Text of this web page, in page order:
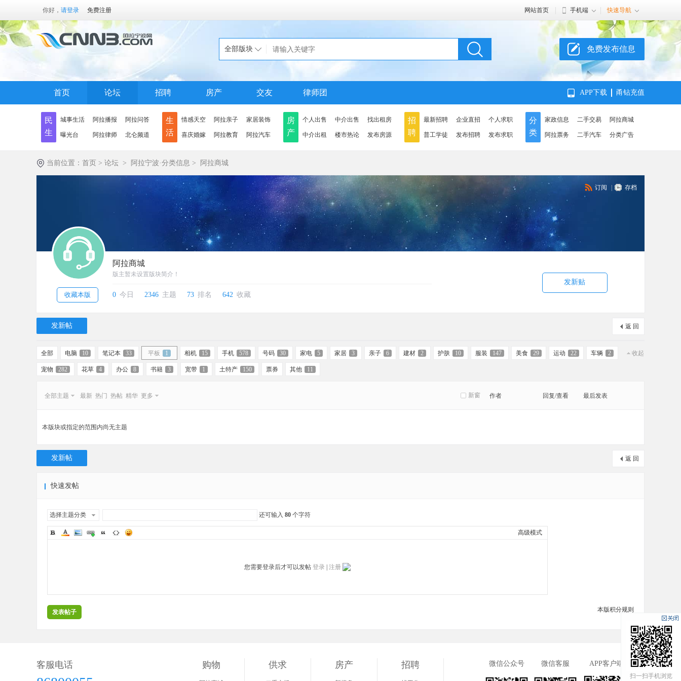
你好， 请登录 免费注册 网站首页 手机端 快速导航
全部版块 免费发布信息
首页 论坛 招聘 房产 交友 律师团 APP下载 甬钻充值
民
生
城事生活 阿拉播报 阿拉问答
曝光台 阿拉律师 北仑频道
生
活
情感天空 阿拉亲子 家居装饰
喜庆婚嫁 阿拉教育 阿拉汽车
房
产
个人出售 中介出售 找出租房
中介出租 楼市热论 发布房源
招
聘
最新招聘 企业直招 个人求职
普工学徒 发布招聘 发布求职
分
类
家政信息 二手交易 阿拉商城
阿拉票务 二手汽车 分类广告
当前位置： 首页 > 论坛 > 阿拉宁波·分类信息 > 阿拉商城
订阅 存档
收藏本版
阿拉商城
版主暂未设置版块简介！
0 今日 2346 主题 73 排名 642 收藏
发新贴
返 回
发新帖
收起
全部 电脑 10 笔记本 33 平板 1 相机 15 手机 578 号码 30 家电 5 家居 3 亲子 6 建材 2 护肤 10 服装 147 美食 29 运动 22 车辆 2
宠物 282 花草 4 办公 8 书籍 3 宽带 1 土特产 150 票券 其他 11
新窗
全部主题 最新 热门 热帖 精华 更多 作者 回复/查看 最后发表
本版块或指定的范围内尚无主题
返 回
发新帖
快速发帖
选择主题分类 还可输入 80 个字符
高级模式
您需要登录后才可以发帖 登录 注册
本版积分规则
发表帖子
扫一扫手机浏览
客服电话 购物 供求 房产 招聘 微信公众号 微信客服 APP客户端